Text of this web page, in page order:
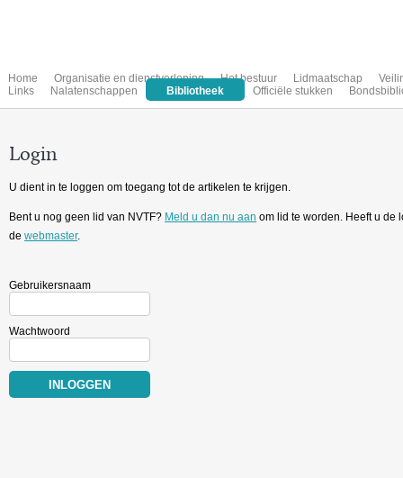
Home Organisatie en dienstverlening Het bestuur Lidmaatschap
Links
Nalatenschappen Bibliotheek Officiële stukken
Login
U dient in te loggen om toegang tot de artikelen te krijgen.
Bent u nog geen lid van NVTF? Meld u dan nu aan om lid te worden. Heeft u de
de webmaster.
Gebruikersnaam
Wachtwoord